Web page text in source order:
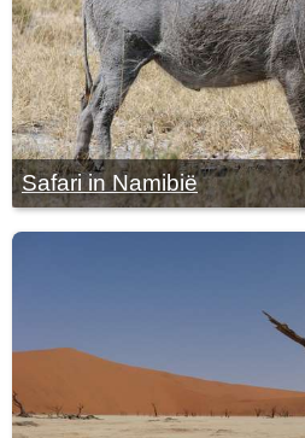
Safari in Namibië